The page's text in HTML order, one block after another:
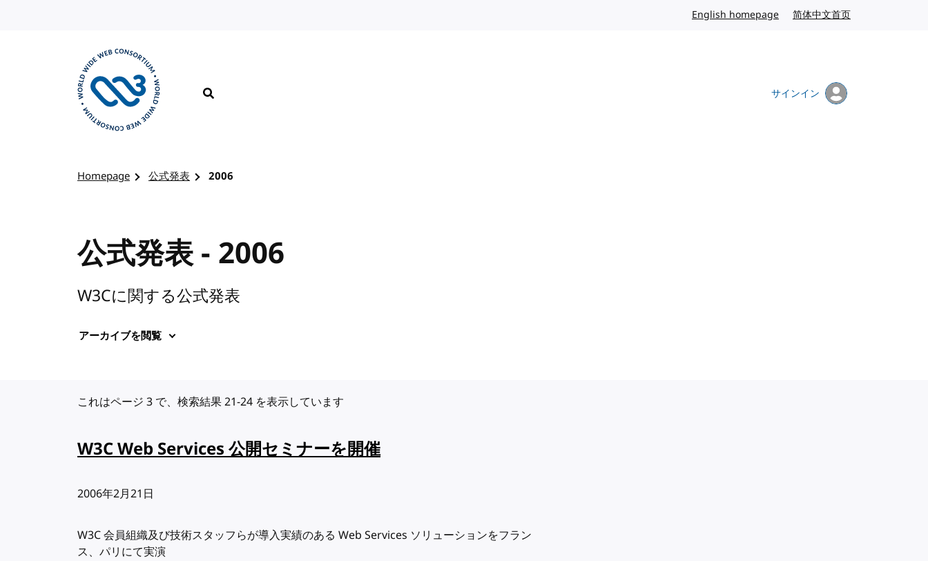
English homepage 英語简体中文首页
検索
サインイン
Homepage 公式発表 2006
公式発表 - 2006
W3Cに関する公式発表
アーカイブを閲覧
これはページ 3 で、検索結果 21-24 を表示しています
W3C Web Services 公開セミナーを開催
出版日:
2006年2月21日
W3C 会員組織及び技術スタッフらが導入実績のある Web Services ソリューションをフラン
ス、パリにて実演